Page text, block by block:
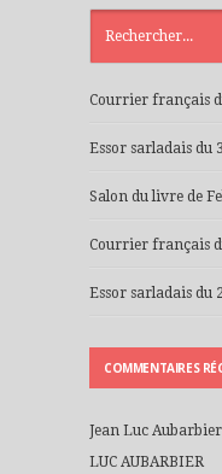
Courrier français
Essor sarladais du
Salon du livre de
Courrier français
Essor sarladais du
COMMENTAIRES
Jean Luc Aubarbier
LUC AUBARBIER